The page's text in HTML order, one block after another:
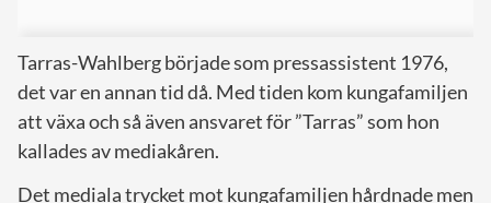
Tarras-Wahlberg började som pressassistent 1976,
det var en annan tid då. Med tiden kom kungafamiljen
att växa och så även ansvaret för ”Tarras” som hon
kallades av mediakåren.
Det mediala trycket mot kungafamiljen hårdnade men